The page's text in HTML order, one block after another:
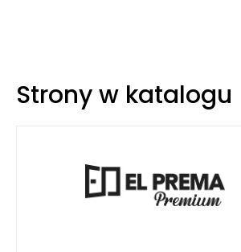
Strony w katalogu